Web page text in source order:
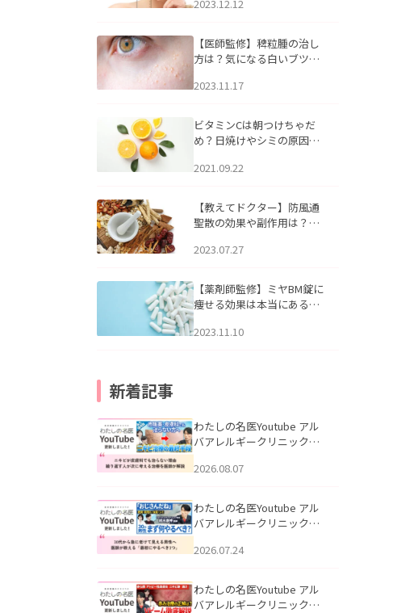
2023.12.12
【医師監修】稗粒腫の治し
方は？気になる白いブツブ
アについて
2023.11.17
ビタミンCは朝つけちゃだ
め？日焼けやシミの原因に
2021.09.22
【教えてドクター】防風通
聖散の効果や副作用は？長
2023.07.27
【薬剤師監修】ミヤBM錠に
痩せる効果は本当にある
2023.11.10
新着記事
わたしの名医Youtube アル
バアレルギークリニック札
らない理由｜繰り返す人が
説」を公開いたしました。
2026.08.07
わたしの名医Youtube アル
バアレルギークリニック札
える男性へ｜医師が教える
公開いたしました。
2026.07.24
わたしの名医Youtube アル
バアレルギークリニック札